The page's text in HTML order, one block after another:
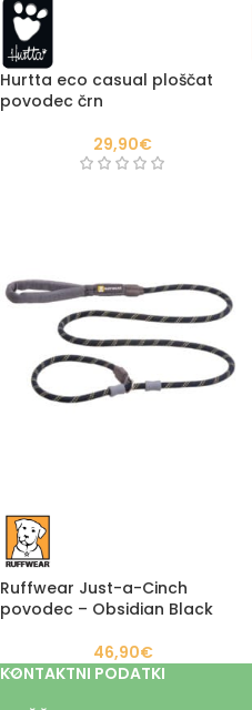
Hurtta eco casual ploščat
povodec črn
29,90€
Ruffwear Just-a-Cinch
povodec – Obsidian Black
46,90€
KONTAKTNI PODATKI